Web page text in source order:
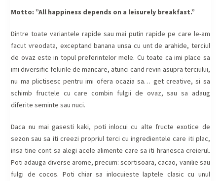
Motto: ”All happiness depends on a leisurely breakfast.”
Dintre toate variantele rapide sau mai putin rapide pe care le-am
facut vreodata, exceptand banana unsa cu unt de arahide, terciul
de ovaz este in topul preferintelor mele. Cu toate ca imi place sa
imi diversific felurile de mancare, atunci cand revin asupra terciului,
nu ma plictisesc pentru imi ofera ocazia sa… get creative, si sa
schimb fructele cu care combin fulgii de ovaz, sau sa adaug
diferite seminte sau nuci.
Daca nu mai gasesti kaki, poti inlocui cu alte fructe exotice de
sezon sau sa iti creezi propriul terci cu ingredientele care iti plac,
insa tine cont sa alegi acele alimente care sa iti hranesca creierul.
Poti adauga diverse arome, precum: scortisoara, cacao, vanilie sau
fulgi de cocos. Poti chiar sa inlocuieste laptele clasic cu unul